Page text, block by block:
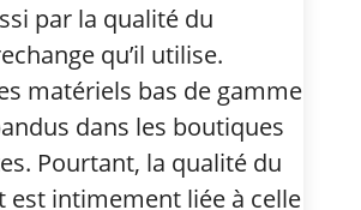
par la qualité du
qu’il utilise.
matériels bas de gamme
dans les boutiques
Pourtant, la qualité du
est intimement liée à celle